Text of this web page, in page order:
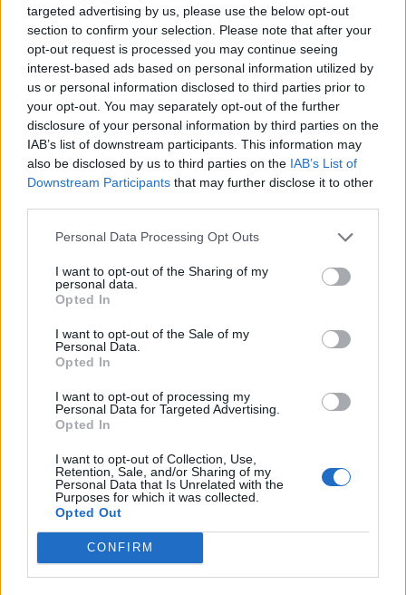
targeted advertising by us, please use the below opt-out
section to confirm your selection. Please note that after your
opt-out request is processed you may continue seeing
interest-based ads based on personal information utilized by
us or personal information disclosed to third parties prior to
your opt-out. You may separately opt-out of the further
disclosure of your personal information by third parties on the
IAB’s list of downstream participants. This information may
also be disclosed by us to third parties on the IAB’s List of
Downstream Participants that may further disclose it to other
Personal Data Processing Opt Outs
I want to opt-out of the Sharing of my
personal data.
Opted In
I want to opt-out of the Sale of my
Personal Data.
Opted In
I want to opt-out of processing my
Personal Data for Targeted Advertising.
Opted In
I want to opt-out of Collection, Use,
Retention, Sale, and/or Sharing of my
Personal Data that Is Unrelated with the
Purposes for which it was collected.
Opted Out
CONFIRM
mašīna. Tā izmazgā burkas + 70 grādu temperatūrā,
un sterilizēšana nav nepieciešama.
2. Mazgājot burkas ar rokām, lieto dzeramo sodu, jo
rokām izturamā temperatūrā ķīmiskos mazgāšanas
līdzekļus pilnībā izskalot nevar.
3. Iztvaicē! Uzvāri tējkannā vai katlā ūdeni un izkarsē
izmazgātās burkas, turot tās virs tvaikiem.
Burciņas ar konserviem liec dziļā katlā, kurā ieklāts
burciņas vidum, un uz nelielas uguns karsē aptuveni
½ stundu. Vai arī – uzkarsē cepeškrāsni uz 100
grādiem, liec dziļā cepamplātē burciņas, ielej ūdeni
tā, lai tas sniegtos burciņai līdz pusei un ļauj karsēties
Receptes saviem ziemas krājumiem skati sadaļā